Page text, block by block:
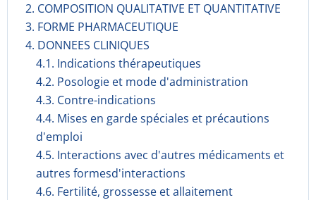
2. COMPOSITION QUALITATIVE ET QUANTITATIVE
3. FORME PHARMACEUTIQUE
4. DONNEES CLINIQUES
4.1. Indications thérapeutiques
4.2. Posologie et mode d'administration
4.3. Contre-indications
4.4. Mises en garde spéciales et précautions
d'emploi
4.5. Interactions avec d'autres médicaments et
autres formesd'interactions
4.6. Fertilité, grossesse et allaitement